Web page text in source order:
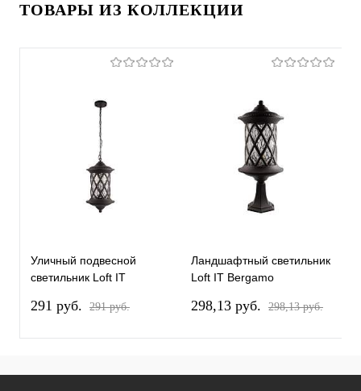
ТОВАРЫ ИЗ КОЛЛЕКЦИИ
Уличный подвесной
светильник Loft IT
291 pуб. 291 pуб.
Ландшафтный светильник
Loft IT Bergamo
298,13 pуб. 298,13 pуб.